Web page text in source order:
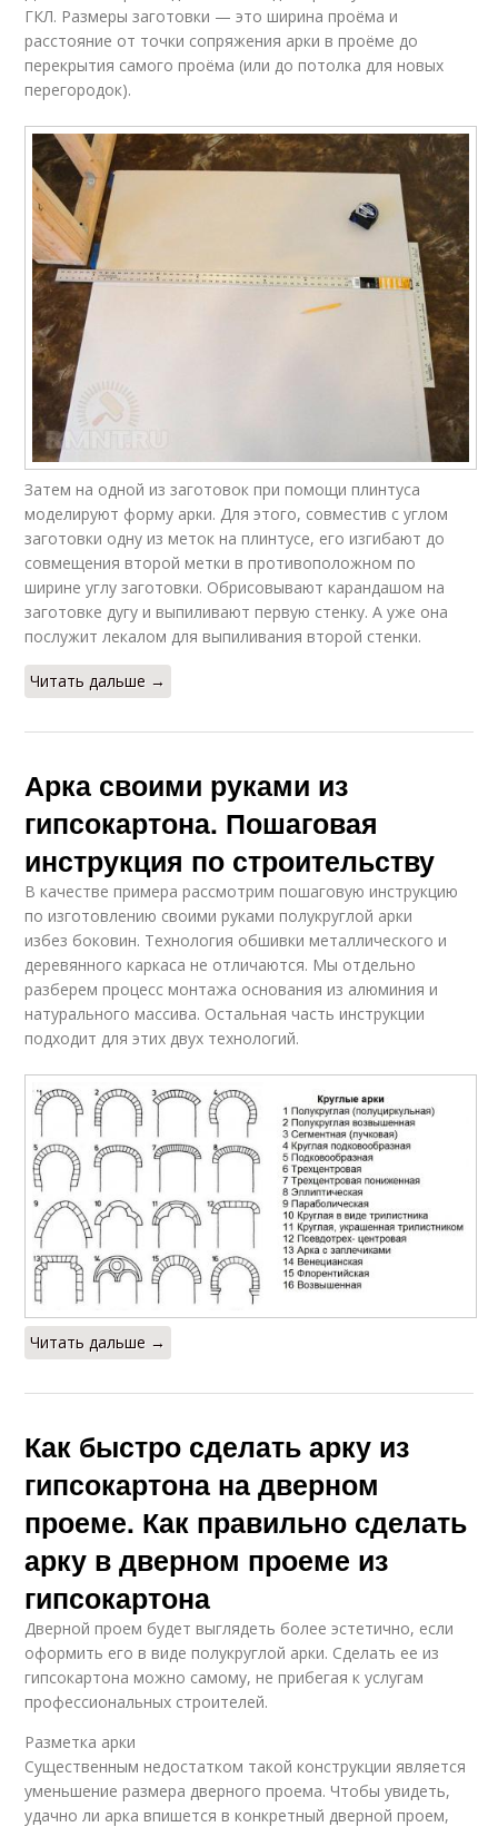
ГКЛ. Размеры заготовки — это ширина проёма и
расстояние от точки сопряжения арки в проёме до
перекрытия самого проёма (или до потолка для новых
перегородок).
Затем на одной из заготовок при помощи плинтуса
моделируют форму арки. Для этого, совместив с углом
заготовки одну из меток на плинтусе, его изгибают до
совмещения второй метки в противоположном по
ширине углу заготовки. Обрисовывают карандашом на
заготовке дугу и выпиливают первую стенку. А уже она
послужит лекалом для выпиливания второй стенки.
Читать дальше →
Арка своими руками из
гипсокартона. Пошаговая
инструкция по строительству
В качестве примера рассмотрим пошаговую инструкцию
по изготовлению своими руками полукруглой арки
избез боковин. Технология обшивки металлического и
деревянного каркаса не отличаются. Мы отдельно
разберем процесс монтажа основания из алюминия и
натурального массива. Остальная часть инструкции
подходит для этих двух технологий.
Читать дальше →
Как быстро сделать арку из
гипсокартона на дверном
проеме. Как правильно сделать
арку в дверном проеме из
гипсокартона
Дверной проем будет выглядеть более эстетично, если
оформить его в виде полукруглой арки. Сделать ее из
гипсокартона можно самому, не прибегая к услугам
профессиональных строителей.
Разметка арки
Существенным недостатком такой конструкции является
уменьшение размера дверного проема. Чтобы увидеть,
удачно ли арка впишется в конкретный дверной проем,